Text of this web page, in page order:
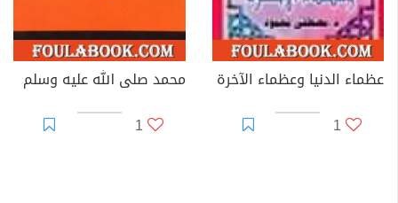
عظماء الدنيا وعظماء الآخرة
1
محمد صلى الله عليه وسلم
1